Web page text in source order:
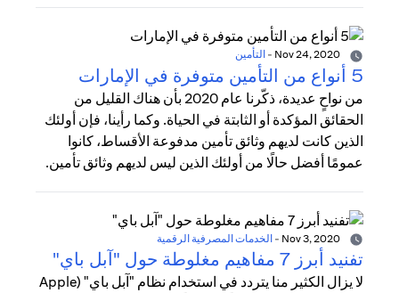
- التأمين
5 أنواع من التأمين متوفرة في الإمارات
من نواحٍ عديدة، ذكّرنا عام 2020 بأن هناك القليل من
الحقائق المؤكدة أو الثابتة في الحياة. وكما رأينا، فإن أولئك
الذين كانت لديهم وثائق تأمين مدفوعة الأقساط، كانوا
عمومًا أفضل حالًا من أولئك الذين ليس لديهم وثائق تأمين.
- الخدمات المصرفية الرقمية
تفنيد أبرز 7 مفاهيم مغلوطة حول "آبل باي"
لا يزال الكثير منا يتردد في استخدام نظام "آبل باي" (Apple